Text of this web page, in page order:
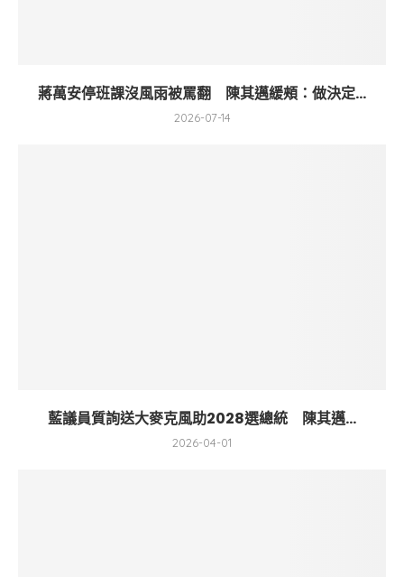
蔣萬安停班課沒風雨被罵翻 陳其邁緩頰：做決定...
2026-07-14
藍議員質詢送大麥克風助2028選總統 陳其邁...
2026-04-01